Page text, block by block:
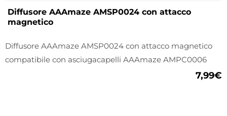
Diffusore AAAmaze AMSP0024 con attacco
magnetico
Diffusore AAAmaze AMSP0024 con attacco magnetico
compatibile con asciugacapelli AAAmaze AMPC0006
7,99€